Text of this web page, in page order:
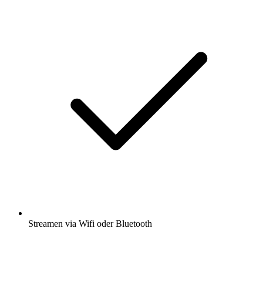
Streamen via Wifi oder Bluetooth